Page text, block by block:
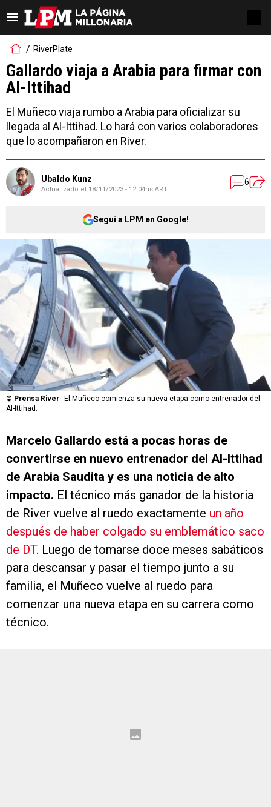
RiverPlate
Gallardo viaja a Arabia para firmar con
Al-Ittihad
El Muñeco viaja rumbo a Arabia para oficializar su
llegada al Al-Ittihad. Lo hará con varios colaboradores
que lo acompañaron en River.
Ubaldo Kunz
Actualizado el 18/11/2023 - 12:04hs ART
6
Seguí a LPM en Google!
© Prensa River
El Muñeco comienza su nueva etapa como entrenador del
Al-Ittihad.
Marcelo Gallardo está a pocas horas de
convertirse en nuevo entrenador del Al-Ittihad
de Arabia Saudita y es una noticia de alto
impacto. El técnico más ganador de la historia
de River vuelve al ruedo exactamente un año
después de haber colgado su emblemático saco
de DT. Luego de tomarse doce meses sabáticos
para descansar y pasar el tiempo junto a su
familia, el Muñeco vuelve al ruedo para
comenzar una nueva etapa en su carrera como
técnico.